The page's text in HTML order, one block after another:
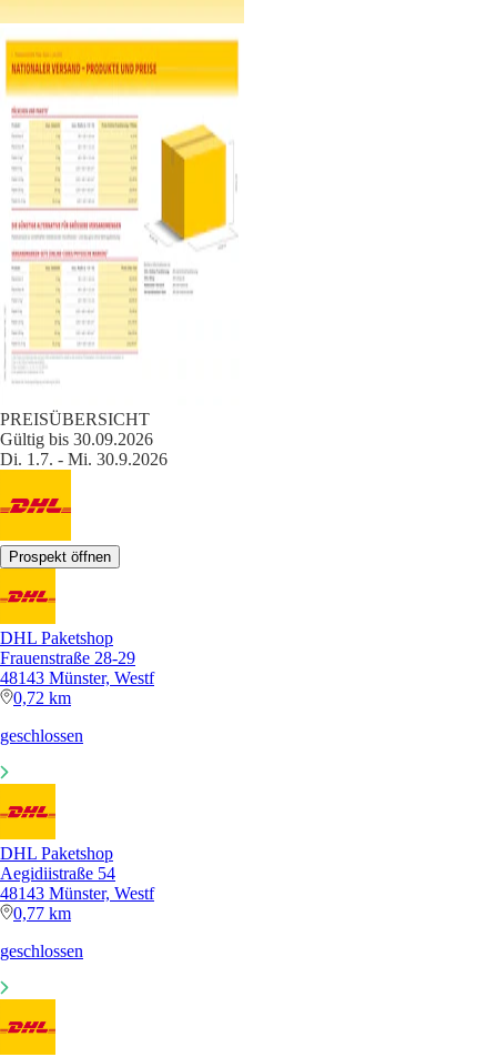
PREISÜBERSICHT
Gültig bis 30.09.2026
Di. 1.7. - Mi. 30.9.2026
Prospekt öffnen
DHL Paketshop
Frauenstraße 28-29
48143 Münster, Westf
0,72 km
geschlossen
DHL Paketshop
Aegidiistraße 54
48143 Münster, Westf
0,77 km
geschlossen